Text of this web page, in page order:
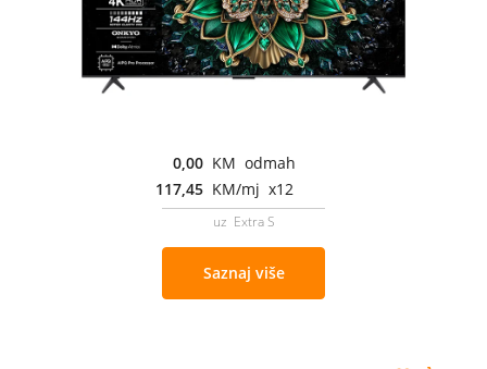
0,00 KM odmah
117,45 KM/mj x12
uz Extra S
Saznaj više